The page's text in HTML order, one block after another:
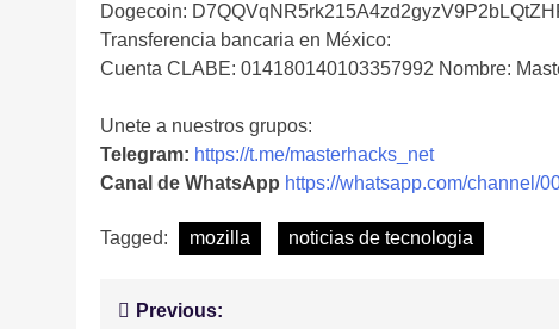
Dogecoin:
Transferencia bancaria en México:
Cuenta CLABE: 014180140103357992 Nombre:
Unete a nuestros grupos:
Telegram: https://t.me/masterhacks_net
Canal de WhatsApp https://whatsapp.com/channel/
Tagged: mozilla noticias de tecnologia
Navegación
Previous: